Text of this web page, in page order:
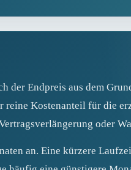
der Endpreis aus dem
Kostenanteil für die
oder
an. Eine kürzere